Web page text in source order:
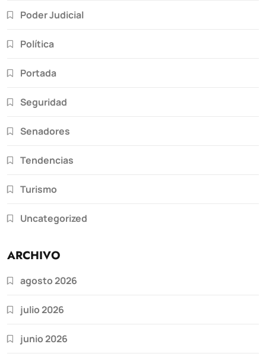
Poder Judicial
Política
Portada
Seguridad
Senadores
Tendencias
Turismo
Uncategorized
ARCHIVO
agosto 2026
julio 2026
junio 2026